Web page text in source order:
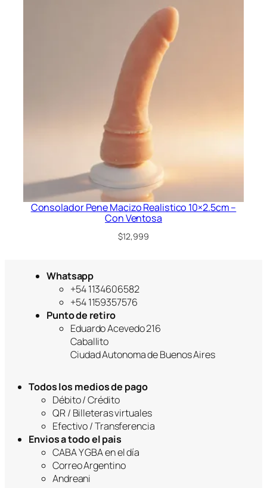
Consolador Pene Macizo Realistico 10×2.5cm –
Con Ventosa
$12,999
Whatsapp
+54 1134606582
+54 1159357576
Punto de retiro
Eduardo Acevedo 216
Caballito
Ciudad Autonoma de Buenos Aires
Todos los medios de pago
Débito / Crédito
QR / Billeteras virtuales
Efectivo / Transferencia
Envios a todo el pais
CABA Y GBA en el día
Correo Argentino
Andreani